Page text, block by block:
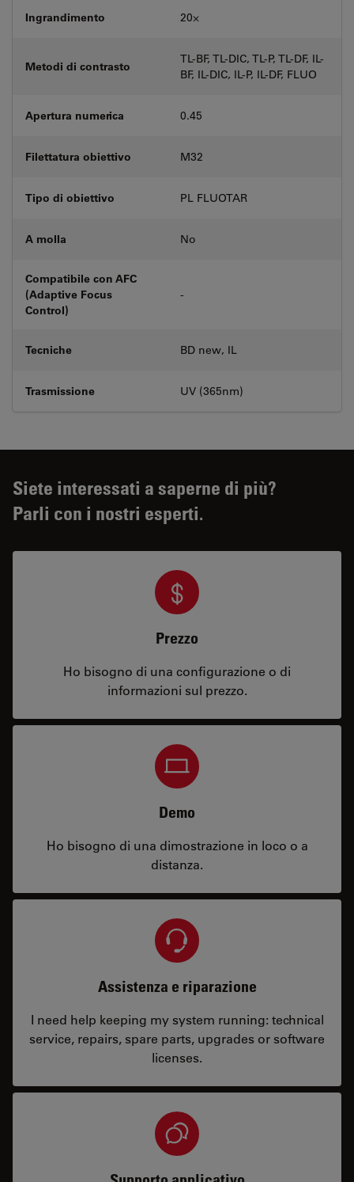
Ingrandimento 20⨉
Metodi di contrasto
TL-BF, TL-DIC, TL-P, TL-DF, IL-
BF, IL-DIC, IL-P, IL-DF, FLUO
Apertura numerica 0.45
Filettatura obiettivo M32
Tipo di obiettivo PL FLUOTAR
A molla No
Compatibile con AFC
(Adaptive Focus
Control)
-
Tecniche BD new, IL
Trasmissione UV (365nm)
Siete interessati a saperne di più?
Parli con i nostri esperti.
Prezzo
Ho bisogno di una configurazione o di
informazioni sul prezzo.
Demo
Ho bisogno di una dimostrazione in loco o a
distanza.
Assistenza e riparazione
I need help keeping my system running: technical
service, repairs, spare parts, upgrades or software
licenses.